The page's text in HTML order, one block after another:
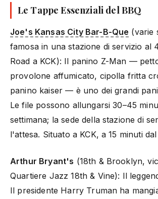
Le Tappe Essenziali del BBQ
Joe's Kansas City Bar-B-Que (varie
famosa in una stazione di servizio al
Road a KCK): Il panino Z-Man —
provolone affumicato, cipolla fritta
panino kaiser — è uno dei grandi
Le file possono allungarsi 30–45
settimana; la sede della stazione di
l'attesa. Situato a KCK, a 15 minuti
Arthur Bryant's (18th & Brooklyn,
Quartiere Jazz 18th & Vine): Il
Il presidente Harry Truman ha